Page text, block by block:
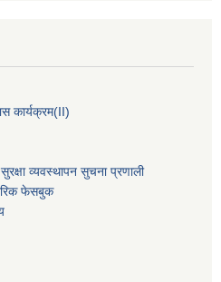
कार्यक्रम(II)
व्यवस्थापन सुचना प्रणाली
फेसबुक